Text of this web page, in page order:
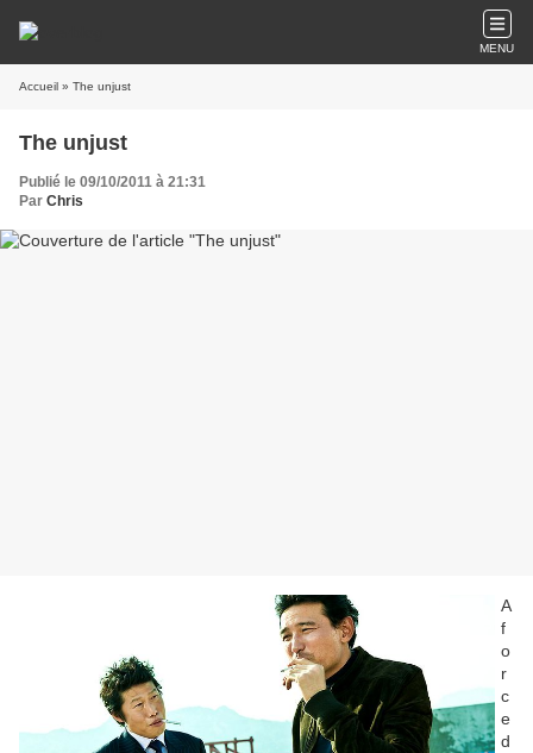
MENU
Accueil » The unjust
The unjust
Publié le 09/10/2011 à 21:31
Par Chris
A
f
o
r
c
e
d